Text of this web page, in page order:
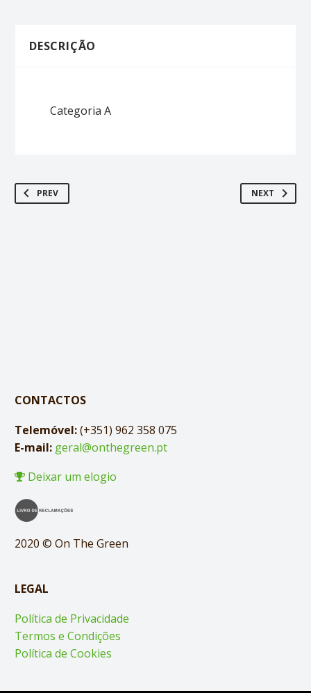
Variados
DESCRIÇÃO
Categoria A
PREV NEXT
CONTACTOS
Telemóvel:(+351) 962 358 075
E-mail: geral@onthegreen.pt
Deixar um elogio
2020 © On The Green
LEGAL
Política de Privacidade
Termos e Condições
Política de Cookies